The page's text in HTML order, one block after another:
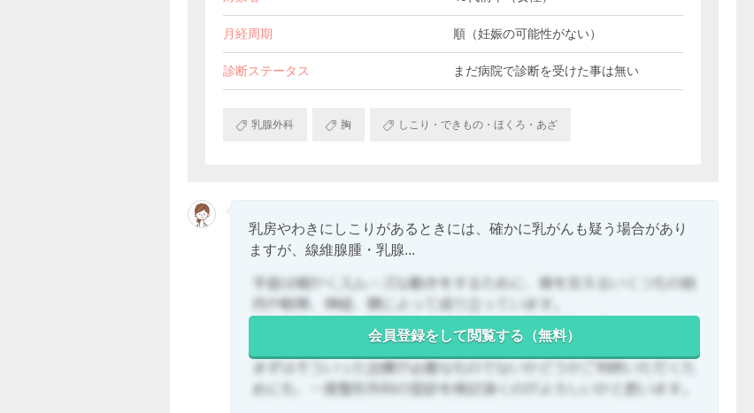
月経周期 順（妊娠の可能性がない）
診断ステータス まだ病院で診断を受けた事は無い
乳腺外科 胸 しこり・できもの・ほくろ・あざ
乳房やわきにしこりがあるときには、確かに乳がんも疑う場合があり
ますが、線維腺腫・乳腺...
会員登録をして閲覧する（無料）